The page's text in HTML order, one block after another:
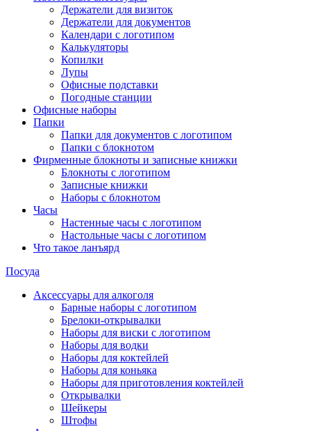
Держатели для визиток
Держатели для документов
Календари с логотипом
Калькуляторы
Копилки
Лупы
Офисные подставки
Погодные станции
Офисные наборы
Папки
Папки для документов с логотипом
Папки с блокнотом
Фирменные блокноты и записные книжки
Блокноты с логотипом
Записные книжки
Наборы с блокнотом
Часы
Настенные часы с логотипом
Настольные часы с логотипом
Что такое ланъярд
Посуда
Аксессуары для алкоголя
Барные наборы с логотипом
Брелоки-открывалки
Наборы для виски с логотипом
Наборы для водки
Наборы для коктейлей
Наборы для коньяка
Наборы для приготовления коктейлей
Открывалки
Шейкеры
Штофы